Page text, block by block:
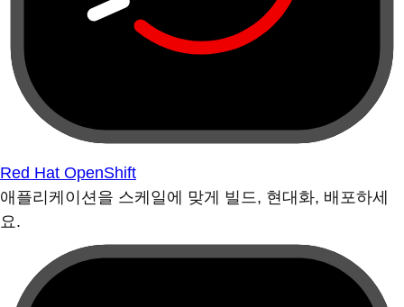
Red Hat OpenShift
애플리케이션을 스케일에 맞게 빌드, 현대화, 배포하세
요.